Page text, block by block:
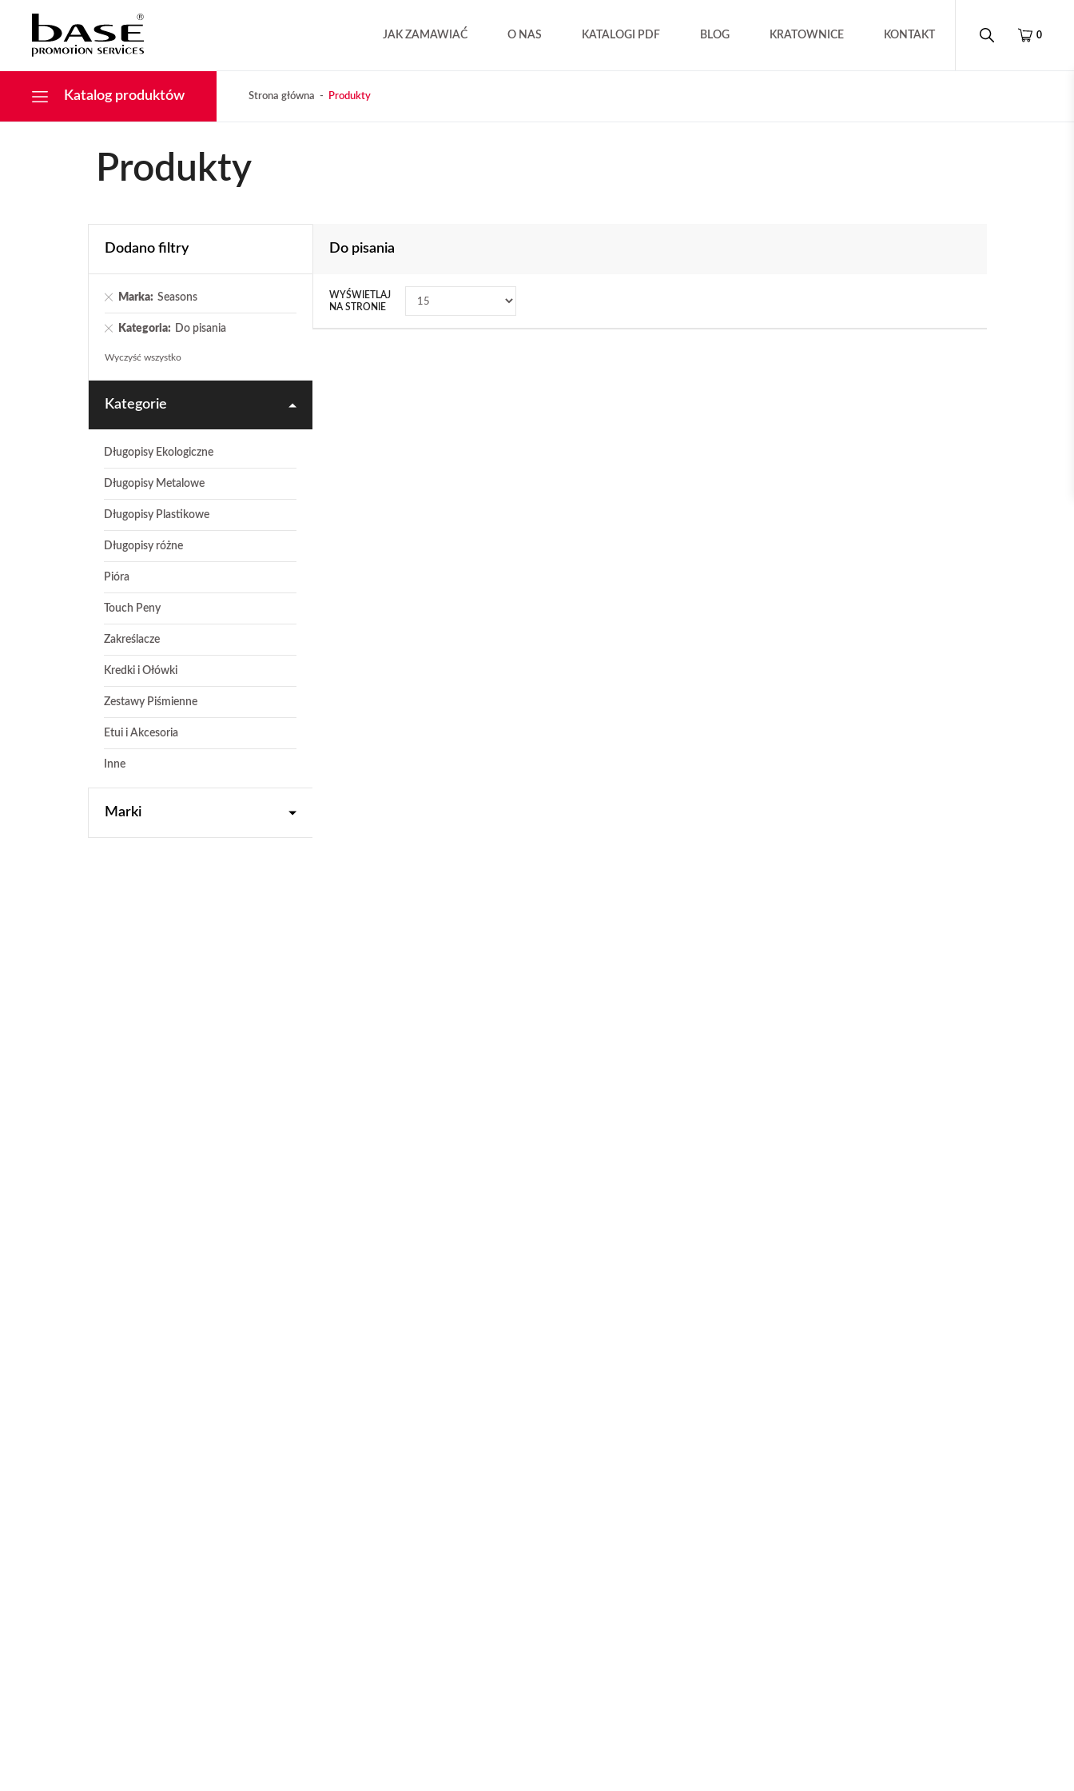
JAK ZAMAWIAĆ O NAS KATALOGI PDF BLOG KRATOWNICE KONTAKT 0
KONTAKT
Katalog produktów
Tekstylia
Drobiazgi, Breloki Strona główna Produkty
Produkty
Dodano filtry
Marka: Seasons
Kategoria: Do pisania
Wyczyść wszystko
Kategorie
Długopisy Ekologiczne
Długopisy Metalowe
Długopisy Plastikowe
Długopisy różne
Pióra
Touch Peny
Zakreślacze
Kredki i Ołówki
Zestawy Piśmienne
Etui i Akcesoria
Inne
Marki
Do pisania
WYŚWIETLAJ
NA STRONIE